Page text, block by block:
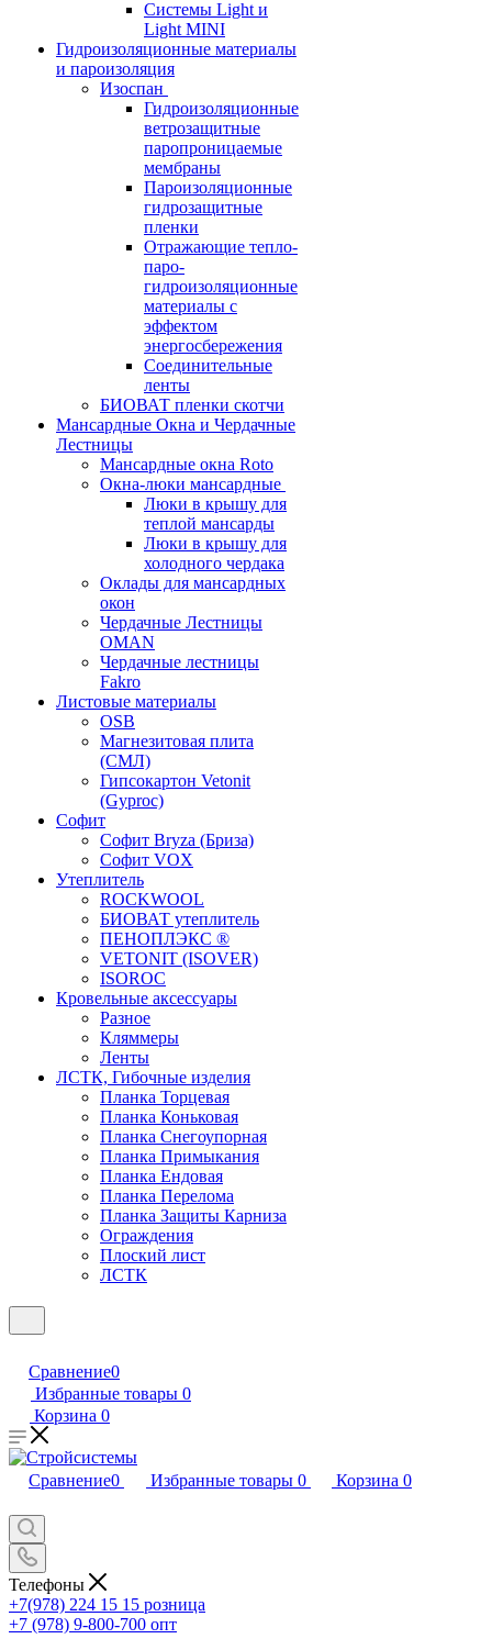
Системы Light и
Light MINI
Гидроизоляционные материалы
и пароизоляция
Изоспан
Гидроизоляционные
ветрозащитные
паропроницаемые
мембраны
Пароизоляционные
гидрозащитные
пленки
Отражающие тепло-
паро-
гидроизоляционные
материалы с
эффектом
энергосбережения
Соединительные
ленты
БИОВАТ пленки скотчи
Мансардные Окна и Чердачные
Лестницы
Мансардные окна Roto
Окна-люки мансардные
Люки в крышу для
теплой мансарды
Люки в крышу для
холодного чердака
Оклады для мансардных
окон
Чердачные Лестницы
OMAN
Чердачные лестницы
Fakro
Листовые материалы
OSB
Магнезитовая плита
(СМЛ)
Гипсокартон Vetonit
(Gyproc)
Софит
Софит Bryza (Бриза)
Софит VOX
Утеплитель
ROCKWOOL
БИОВАТ утеплитель
ПЕНОПЛЭКС ®
VETONIT (ISOVER)
ISOROC
Кровельные аксессуары
Разное
Кляммеры
Ленты
ЛСТК, Гибочные изделия
Планка Торцевая
Планка Коньковая
Планка Снегоупорная
Планка Примыкания
Планка Ендовая
Планка Перелома
Планка Защиты Карниза
Ограждения
Плоский лист
ЛСТК
Сравнение0
Избранные товары 0
Корзина 0
Сравнение0 Избранные товары 0 Корзина 0
Телефоны
+7(978) 224 15 15 розница
+7 (978) 9-800-700 опт